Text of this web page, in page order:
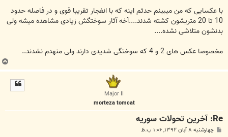
با عکسایی که من میبینم حدثم اینه که با انفجار تقریبا قوی و در فاصله حدود
10 تا 20 متریشون کشته شدند....آخه آثار سوختگش زیادی مشاهده میشه ولی
بدنشون متلاشی نشده....
مخصوصا عکس های 2 و 4 که سوختگی شدیدی دارند ولی منهدم نشدند..
ب
ا
Major II
morteza tomcat
Re: آخرين تحولات سوريه
پ چهارشنبه ۸ آبان ۱۳۹۲, ۱:۰۶ ب.ظ